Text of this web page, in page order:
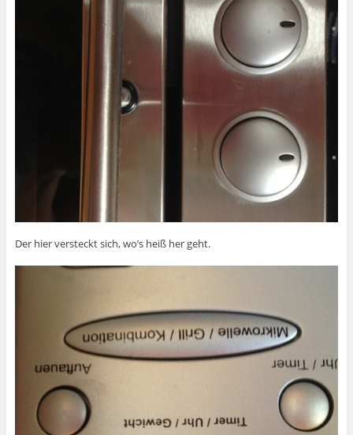
Der hier versteckt sich, wo’s heiß her geht.